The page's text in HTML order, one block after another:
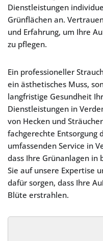
Dienstleistungen
Grünflächen an.
und Erfahrung, um Ihre
zu pflegen.
Ein professioneller
ein ästhetisches Muss,
langfristige Gesundheit
Dienstleistungen in
von Hecken und
fachgerechte Entsorgung
umfassenden Service in
dass Ihre Grünanlagen in
Sie auf unsere Expertise
dafür sorgen, dass Ihre
Blüte erstrahlen.